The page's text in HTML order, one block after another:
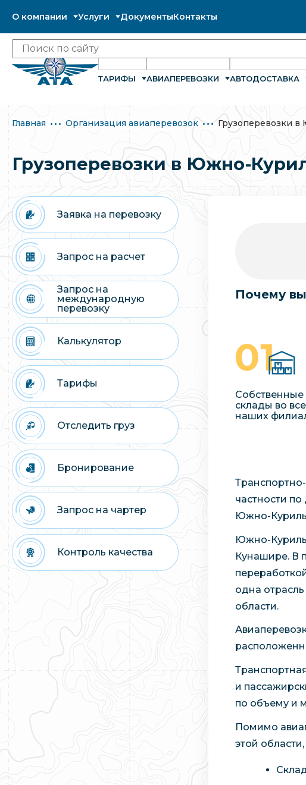
О компании Услуги ДокументыКонтакты
ТАРИФЫ АВИАПЕРЕВОЗКИ АВТОДОСТАВКА
Главная Организация авиаперевозок Грузоперевозки
Грузоперевозки в Южно-
Заявка на перевозку
Запрос на расчет
Запрос на
международную
перевозку
Калькулятор
Тарифы
Отследить груз
Бронирование
Запрос на чартер
Контроль качества
Почему
Собственные
склады во
наших
Транспортно-
частности
Южно-
Южно-
Кунашире. В
одна
области.
и
по объему и
Помимо
этой